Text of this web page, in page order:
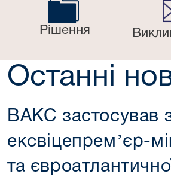
Рішення
Останні
ВАКС застосував
ексвіцепремʼєр-
та